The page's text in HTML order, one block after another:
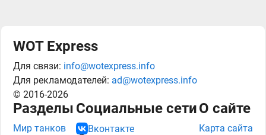
WOT Express
Для связи: info@wotexpress.info
Для рекламодателей: ad@wotexpress.info
© 2016-2026
Разделы
Мир танков
Социальные сети
Вконтакте
О сайте
Карта сайта